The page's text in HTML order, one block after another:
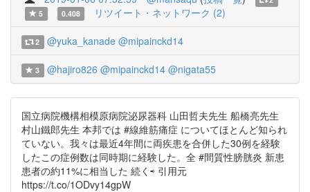
5
0.408 リツイート・ネットワーク (2)
2 @yuka_kanade @mipainckd14
3 @hajiro826 @mipainckd14 @nigata55
国立病院機構相模原病院泌尿器科 山田哲夫先生 船橋亮先生
村山鐵郎先生 本邦では #線維筋痛症 についてほとんど知られ
ていない。我々は最近4年間に両疾患を合併した30例を経験
したこの症例数は同時期に経験した。全 #間質性膀胱炎 新患
患者の約11%に相当した 続く⇨ 引用元
https://t.co/1ODvy14gpW